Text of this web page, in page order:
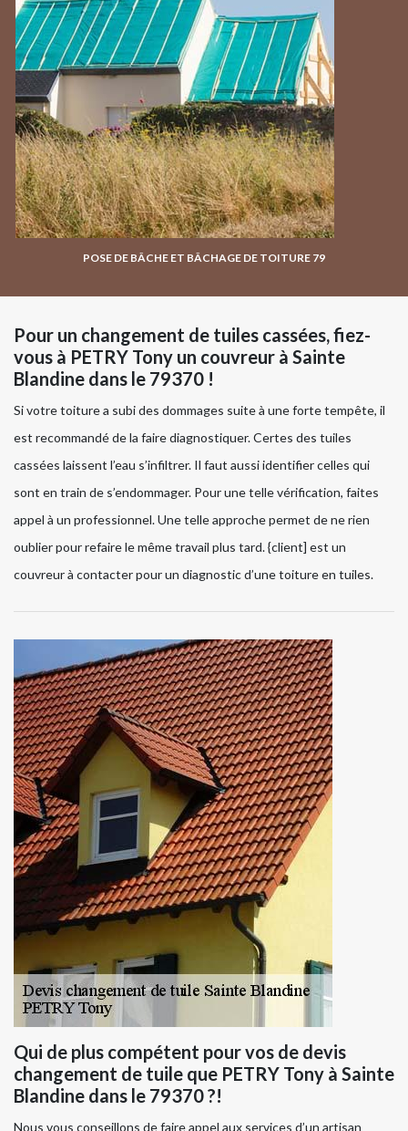
POSE DE BÂCHE ET BÂCHAGE DE TOITURE 79
Pour un changement de tuiles cassées, fiez-
vous à PETRY Tony un couvreur à Sainte
Blandine dans le 79370 !
Si votre toiture a subi des dommages suite à une forte tempête, il
est recommandé de la faire diagnostiquer. Certes des tuiles
cassées laissent l’eau s’infiltrer. Il faut aussi identifier celles qui
sont en train de s’endommager. Pour une telle vérification, faites
appel à un professionnel. Une telle approche permet de ne rien
oublier pour refaire le même travail plus tard. {client] est un
couvreur à contacter pour un diagnostic d’une toiture en tuiles.
Qui de plus compétent pour vos de devis
changement de tuile que PETRY Tony à Sainte
Blandine dans le 79370 ?!
Nous vous conseillons de faire appel aux services d’un artisan